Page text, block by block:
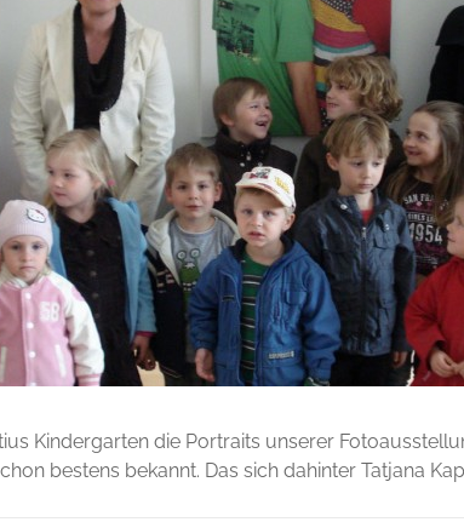
Kindergarten die Portraits unserer
bestens bekannt. Das sich dahinter Tatjana